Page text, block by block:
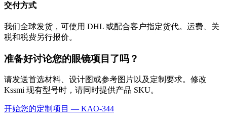
交付方式
我们全球发货，可使用 DHL 或配合客户指定货代。运费、关
税和税费另行报价。
准备好讨论您的眼镜项目了吗？
请发送首选材料、设计图或参考图片以及定制要求。修改
Kssmi 现有型号时，请同时提供产品 SKU。
开始您的定制项目 — KAO-344